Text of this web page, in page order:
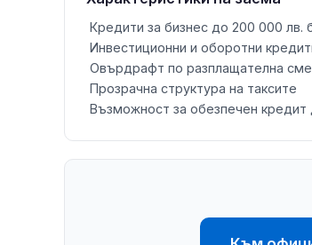
Кредити за бизнес до 200 000 лв.
Инвестиционни и оборотни
Овърдрафт по разплащателна
Прозрачна структура на таксите
Възможност за обезпечен кредит